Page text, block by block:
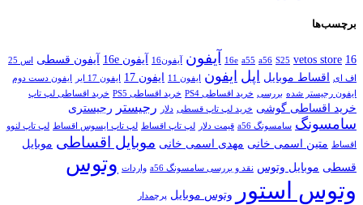
برچسب‌ها
16
16e a55 a56 S25 vetos store آیفون آیفون16 آیفون 16e آیفون قسطی
اس 25
اف ای
اقساط موبایل اپل ایفون ایفون 11 ایفون 17 ایفون 17 ایر
ایفون دست دوم
ایفون رجیستر شده بررسی خرید اقساطی PS4 خرید اقساطی PS5 خرید اقساطی لپ تاپ
خرید اقساطی گوشی خرید لپ تاپ قسطی دلار رجیستر رجیستری
سامسونگ سامسونگ a56 قیمت دلار لپ تاپ اقساط لپ تاپ ایسوس اقساط لپ تاپ لنوو
اقساط متین اسمی خانی مهدی اسمی خانی موبایل اقساطی موبایل
قسطی موبایل وتوس نقد و بررسی سامسونگ a56 واردات وتوس
وتوس استور وتوس موبایل پرچمدار